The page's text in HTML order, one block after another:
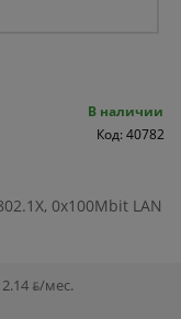
В наличии
Код: 40782
0x100Mbit LAN
ƃ/мec.